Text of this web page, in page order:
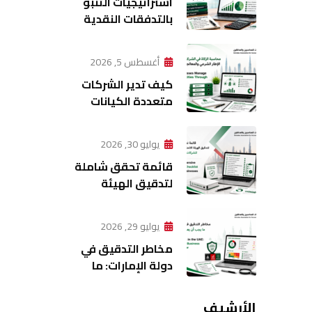
بالتدفقات النقدية
الحديثةأغسطس 5, 2026
كيف تدير الشركات
متعددة الكيانات
المحاسبية؟
يوليو 30, 2026
قائمة تحقق شاملة
لتدقيق الهيئة
للشركات في دولة
الإمارات
يوليو 29, 2026
مخاطر التدقيق في
دولة الإمارات: ما